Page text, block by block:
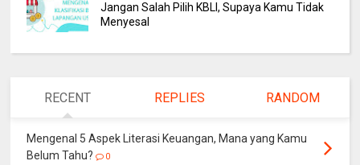
Jangan Salah Pilih KBLI, Supaya Kamu Tidak
Menyesal
RECENT REPLIES RANDOM
Mengenal 5 Aspek Literasi Keuangan, Mana yang Kamu
Belum Tahu?
0